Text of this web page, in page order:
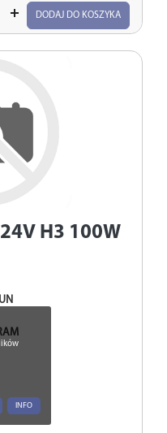
DODAJ DO KOSZYKA
H3 100W
INFO